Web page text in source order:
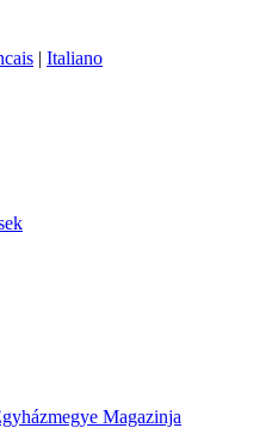
| Italiano
Magazinja